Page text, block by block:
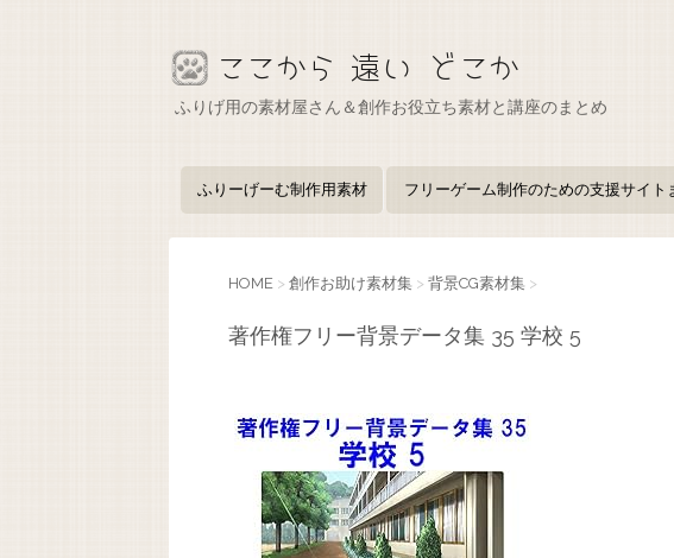
ふりげ用の素材屋さん＆創作お役立ち素材と講座のまとめ
ふりーげーむ制作用素材 フリーゲーム制作のための支援サイト
HOME > 創作お助け素材集 > 背景CG素材集 >
著作権フリー背景データ集 35 学校 5